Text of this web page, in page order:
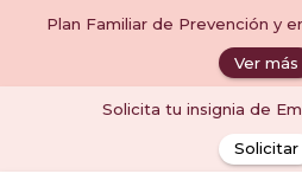
Plan Familiar de Prevención y
Ver más
Solicita tu insignia de
Solicitar